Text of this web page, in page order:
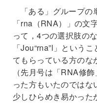
「ある」グループ
「rna（RNA）」の文
って，4つの選択肢の
「Jou“rna”l」という
てもらっている方の
（先月号は「RNA修
った方もいたのでは
少しひらめき易かった